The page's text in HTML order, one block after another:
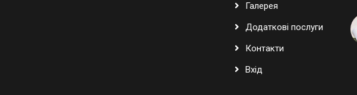
Галерея
Додаткові послуги
Контакти
Вхід